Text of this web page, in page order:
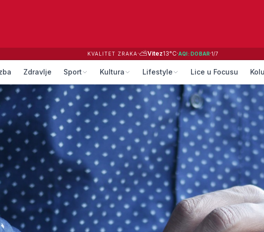
KVALITET ZRAKA·⛅Vitez13°C·AQI: DOBAR·1/7
Zdravlje Sport Kultura Lifestyle Lice u Focusu